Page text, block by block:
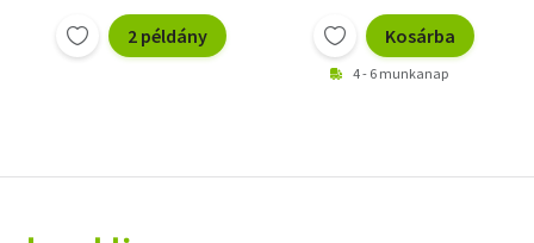
2 példány Kosárba
4 - 6 munkanap